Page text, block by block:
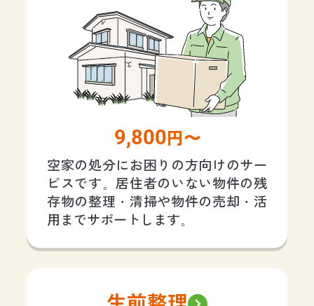
9,800 円〜
空家の処分にお困りの方向けのサー
ビスです。居住者のいない物件の残
存物の整理・清掃や物件の売却・活
用までサポートします。